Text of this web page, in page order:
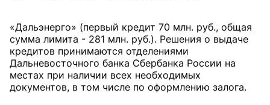
«Дальэнерго» (первый кредит 70 млн. руб., общая
сумма лимита - 281 млн. руб.). Решения о выдаче
кредитов принимаются отделениями
Дальневосточного банка Сбербанка России на
местах при наличии всех необходимых
документов, в том числе по оформлению залога.